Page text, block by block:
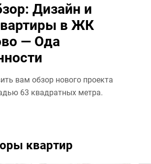
Дизайн и
в ЖК
— Ода
вам обзор нового проекта
63 квадратных метра.
квартир